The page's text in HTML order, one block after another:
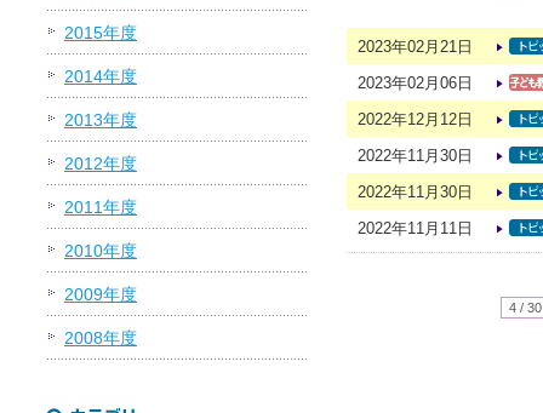
2015年度
2014年度
2013年度
2012年度
2011年度
2010年度
2009年度
2008年度
2023年02月21日
2023年02月06日
2022年12月12日
2022年11月30日
2022年11月30日
2022年11月11日
4 / 30